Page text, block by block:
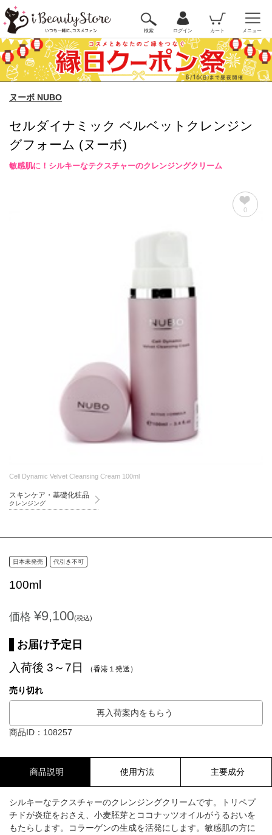
検索 ログイン カート メニュー
ヌーボ NUBO
セルダイナミック ベルベットクレンジン
グフォーム (ヌーボ)
敏感肌に！シルキーなテクスチャーのクレンジングクリーム
0
Cell Dynamic Velvet Cleansing Cream 100ml
スキンケア・基礎化粧品
クレンジング
日本未発売 代引き不可
100ml
価格 ¥9,100(税込)
お届け予定日
入荷後 3～7日 （香港１発送）
売り切れ
再入荷案内をもらう
商品ID：108257
商品説明 使用方法 主要成分
シルキーなテクスチャーのクレンジングクリームです。トリペプ
チドが炎症をおさえ、小麦胚芽とココナッツオイルがうるおいを
もたらします。コラーゲンの生成を活発にします。敏感肌の方に